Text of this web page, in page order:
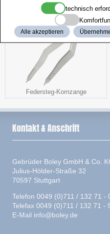
Federsteg-Kornzange
technisch
Alle akzeptieren
Kontakt & Anschrift
Gebrüder Boley GmbH & Co.
Julius-Hölder-Straße 32
70597 Stuttgart
Telefon 0049 (0)711 / 132 71 -
Telefax 0049 (0)711 / 132 71 -
E-Mail info@boley.de